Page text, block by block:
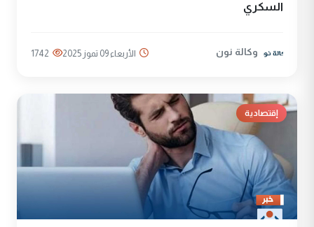
السكري
وكالة نون الأربعاء 09 تموز 2025 1742
إقتصادية